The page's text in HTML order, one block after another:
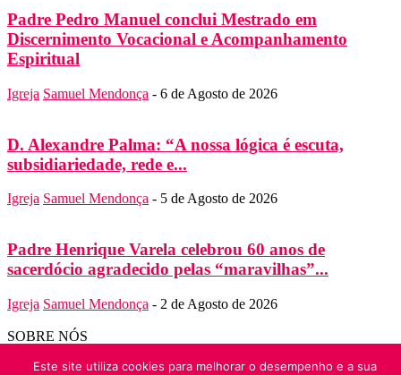
Padre Pedro Manuel conclui Mestrado em
Discernimento Vocacional e Acompanhamento
Espiritual
Igreja Samuel Mendonça - 6 de Agosto de 2026
D. Alexandre Palma: “A nossa lógica é escuta,
subsidiariedade, rede e...
Igreja Samuel Mendonça - 5 de Agosto de 2026
Padre Henrique Varela celebrou 60 anos de
sacerdócio agradecido pelas “maravilhas”...
Igreja Samuel Mendonça - 2 de Agosto de 2026
SOBRE NÓS
Contato: folha.domingo@diocese-algarve.pt
Este site utiliza cookies para melhorar o desempenho e a sua